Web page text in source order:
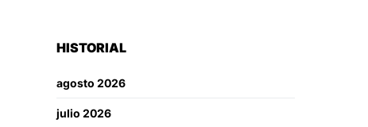
HISTORIAL
agosto 2026
julio 2026